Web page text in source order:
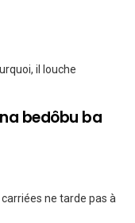
il louche
bedôbu ba
ne tarde pas à